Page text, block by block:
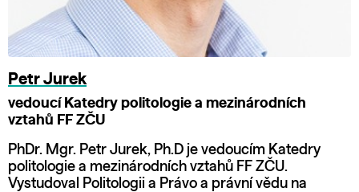
Petr Jurek
vedoucí Katedry politologie a mezinárodních
vztahů FF ZČU
PhDr. Mgr. Petr Jurek, Ph.D je vedoucím Katedry
politologie a mezinárodních vztahů FF ZČU.
Vystudoval Politologii a Právo a právní vědu na